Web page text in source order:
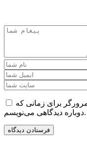
برای زمانی که
دوباره دیدگاهی می‌نویسم.